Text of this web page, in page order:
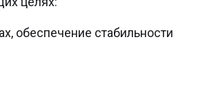
обеспечение стабильности